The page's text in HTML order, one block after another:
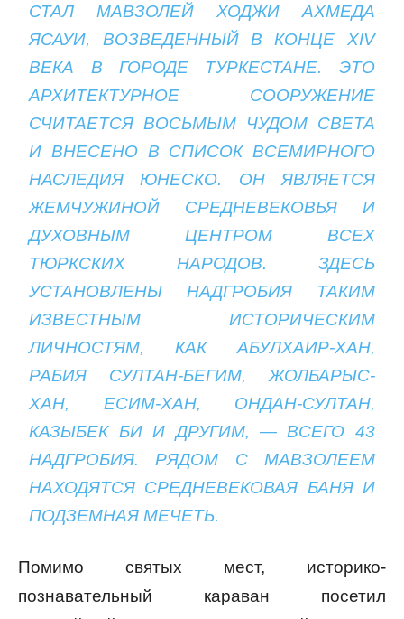
СТАЛ МАВЗОЛЕЙ ХОДЖИ АХМЕДА
ЯСАУИ, ВОЗВЕДЕННЫЙ В КОНЦЕ XIV
ВЕКА В ГОРОДЕ ТУРКЕСТАНЕ. ЭТО
АРХИТЕКТУРНОЕ СООРУЖЕНИЕ
СЧИТАЕТСЯ ВОСЬМЫМ ЧУДОМ СВЕТА
И ВНЕСЕНО В СПИСОК ВСЕМИРНОГО
НАСЛЕДИЯ ЮНЕСКО. ОН ЯВЛЯЕТСЯ
ЖЕМЧУЖИНОЙ СРЕДНЕВЕКОВЬЯ И
ДУХОВНЫМ ЦЕНТРОМ ВСЕХ
ТЮРКСКИХ НАРОДОВ. ЗДЕСЬ
УСТАНОВЛЕНЫ НАДГРОБИЯ ТАКИМ
ИЗВЕСТНЫМ ИСТОРИЧЕСКИМ
ЛИЧНОСТЯМ, КАК АБУЛХАИР-ХАН,
РАБИЯ СУЛТАН-БЕГИМ, ЖОЛБАРЫС-
ХАН, ЕСИМ-ХАН, ОНДАН-СУЛТАН,
КАЗЫБЕК БИ И ДРУГИМ, — ВСЕГО 43
НАДГРОБИЯ. РЯДОМ С МАВЗОЛЕЕМ
НАХОДЯТСЯ СРЕДНЕВЕКОВАЯ БАНЯ И
ПОДЗЕМНАЯ МЕЧЕТЬ.
Помимо святых мест, историко-
познавательный караван посетил